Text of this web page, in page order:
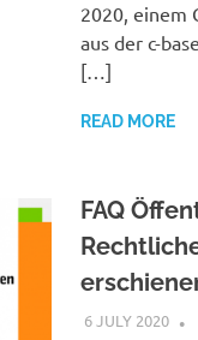
2020, einem
aus der c-
[…]
READ MORE
FAQ
6 JULY 2020